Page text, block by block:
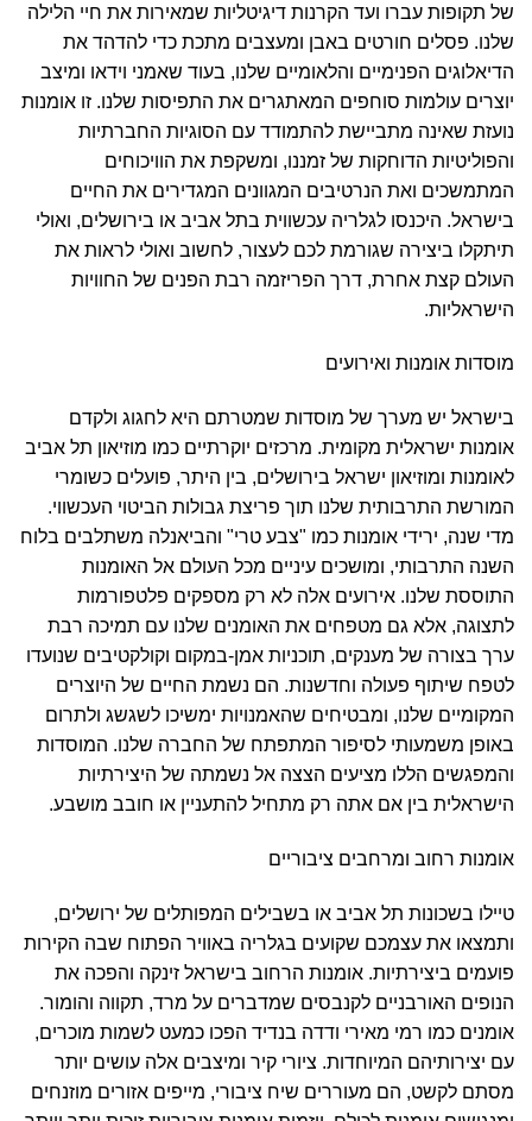
של תקופות עברו ועד הקרנות דיגיטליות שמאירות את חיי הלילה
שלנו. פסלים חורטים באבן ומעצבים מתכת כדי להדהד את
הדיאלוגים הפנימיים והלאומיים שלנו, בעוד שאמני וידאו ומיצב
יוצרים עולמות סוחפים המאתגרים את התפיסות שלנו. זו אומנות
נועזת שאינה מתביישת להתמודד עם הסוגיות החברתיות
והפוליטיות הדוחקות של זמננו, ומשקפת את הוויכוחים
המתמשכים ואת הנרטיבים המגוונים המגדירים את החיים
בישראל. היכנסו לגלריה עכשווית בתל אביב או בירושלים, ואולי
תיתקלו ביצירה שגורמת לכם לעצור, לחשוב ואולי לראות את
העולם קצת אחרת, דרך הפריזמה רבת הפנים של החוויות
הישראליות.
מוסדות אומנות ואירועים
בישראל יש מערך של מוסדות שמטרתם היא לחגוג ולקדם
אומנות ישראלית מקומית. מרכזים יוקרתיים כמו מוזיאון תל אביב
לאומנות ומוזיאון ישראל בירושלים, בין היתר, פועלים כשומרי
המורשת התרבותית שלנו תוך פריצת גבולות הביטוי העכשווי.
מדי שנה, ירידי אומנות כמו "צבע טרי" והביאנלה משתלבים בלוח
השנה התרבותי, ומושכים עיניים מכל העולם אל האומנות
התוססת שלנו. אירועים אלה לא רק מספקים פלטפורמות
לתצוגה, אלא גם מטפחים את האומנים שלנו עם תמיכה רבת
ערך בצורה של מענקים, תוכניות אמן-במקום וקולקטיבים שנועדו
לטפח שיתוף פעולה וחדשנות. הם נשמת החיים של היוצרים
המקומיים שלנו, ומבטיחים שהאמנויות ימשיכו לשגשג ולתרום
באופן משמעותי לסיפור המתפתח של החברה שלנו. המוסדות
והמפגשים הללו מציעים הצצה אל נשמתה של היצירתיות
הישראלית בין אם אתה רק מתחיל להתעניין או חובב מושבע.
אומנות רחוב ומרחבים ציבוריים
טיילו בשכונות תל אביב או בשבילים המפותלים של ירושלים,
ותמצאו את עצמכם שקועים בגלריה באוויר הפתוח שבה הקירות
פועמים ביצירתיות. אומנות הרחוב בישראל זינקה והפכה את
הנופים האורבניים לקנבסים שמדברים על מרד, תקווה והומור.
אומנים כמו רמי מאירי ודדה בנדיד הפכו כמעט לשמות מוכרים,
עם יצירותיהם המיוחדות. ציורי קיר ומיצבים אלה עושים יותר
מסתם לקשט, הם מעוררים שיח ציבורי, מייפים אזורים מוזנחים